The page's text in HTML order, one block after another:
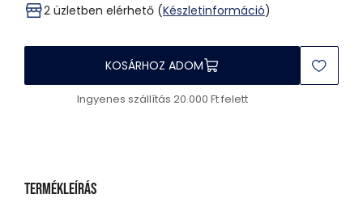
2 üzletben elérhető (Készletinformáció)
KOSÁRHOZ ADOM
Ingyenes szállítás 20.000 Ft felett
Termékleírás